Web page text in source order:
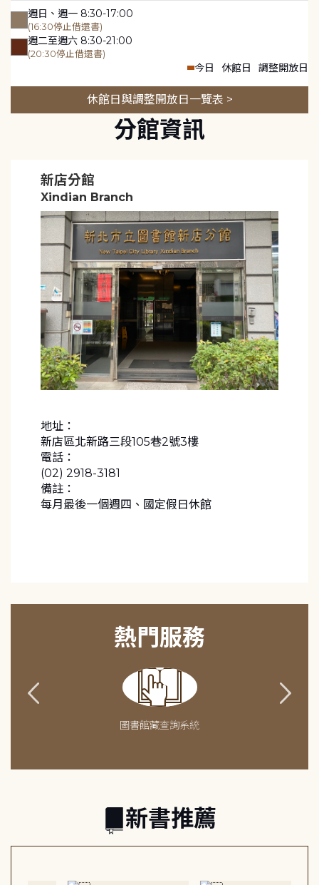
週日、週一 8:30-17:00
(16:30停止借還書)
週二至週六 8:30-21:00
(20:30停止借還書)
今日 休館日 調整開放日
休館日與調整開放日一覽表 >
分館資訊
新店分館
Xindian Branch
地址：
新店區北新路三段105巷2號3樓
電話：
(02) 2918-3181
備註：
每月最後一個週四、國定假日休館
熱門服務
圖書館藏查詢系統
新書推薦